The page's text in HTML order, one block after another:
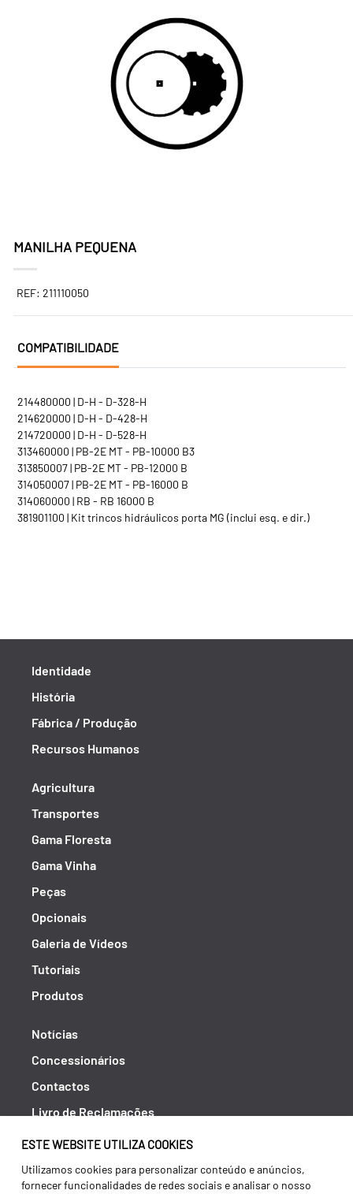
ESTE WEBSITE UTILIZA COOKIES
Utilizamos cookies para personalizar conteúdo e anúncios,
fornecer funcionalidades de redes sociais e analisar o nosso
MANILHA PEQUENA
REF: 211110050
COMPATIBILIDADE
214480000 | D-H - D-328-H
214620000 | D-H - D-428-H
214720000 | D-H - D-528-H
313460000 | PB-2E MT - PB-10000 B3
313850007 | PB-2E MT - PB-12000 B
314050007 | PB-2E MT - PB-16000 B
314060000 | RB - RB 16000 B
381901100 | Kit trincos hidráulicos porta MG (inclui esq. e dir.)
Identidade
História
Fábrica / Produção
Recursos Humanos
Agricultura
Transportes
Gama Floresta
Gama Vinha
Peças
Opcionais
Galeria de Vídeos
Tutoriais
Produtos
Notícias
Concessionários
Contactos
Livro de Reclamações
Política de Privacidade
Canal de Denúncias (RGPC)
Termos e condições